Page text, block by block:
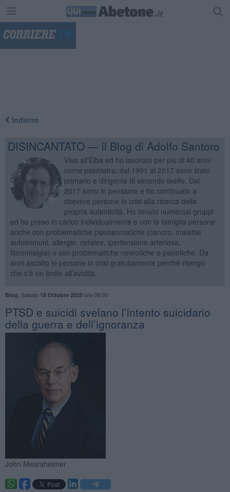
Indietro
DISINCANTATO — il Blog di Adolfo Santoro
Vivo all’Elba ed ho lavorato per più di 40 anni
come psichiatra; dal 1991 al 2017 sono stato
primario e dirigente di secondo livello. Dal
2017 sono in pensione e ho continuato a
ricevere persone in crisi alla ricerca della
propria autenticità. Ho tenuto numerosi gruppi
ed ho preso in carico individualmente e con la famiglia persone
anche con problematiche psicosomatiche (cancro, malattie
autoimmuni, allergie, cefalee, ipertensione arteriosa,
fibromialgia) o con problematiche nevrotiche o psicotiche. Da
anni ascolto le persone in crisi gratuitamente perché ritengo
che c’è un limite all’avidità.
Blog Sabato 18 Ottobre 2025ore 08:00
PTSD e suicidi svelano l’intento suicidario
della guerra e dell’ignoranza
John Mearsheimer